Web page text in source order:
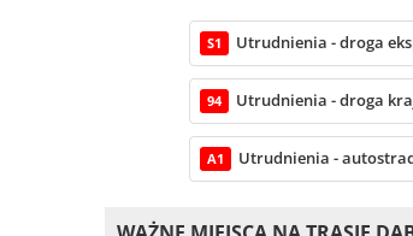
S1 Utrudnienia - droga
94 Utrudnienia - droga
A1 Utrudnienia -